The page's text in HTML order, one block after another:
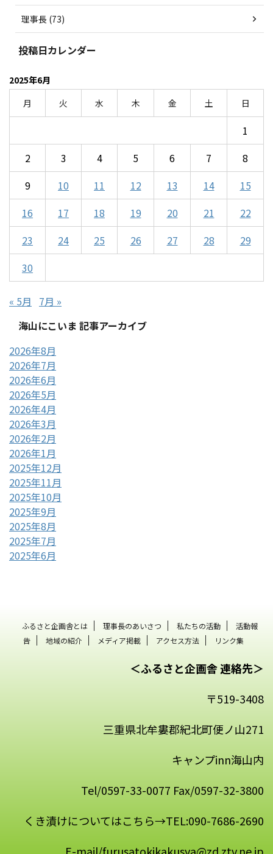
理事長 (73)
投稿日カレンダー
2025年6月
月
火 水 木 金 土 日
1
2
3 4 5 6 7
8
9
10 11 12 13 14
15
16
17 18 19 20 21
22
23
24 25 26 27 28
29
30
« 5月
7月 »
海山にこいま 記事アーカイブ
2026年8月
2026年7月
2026年6月
2026年5月
2026年4月
2026年3月
2026年2月
2026年1月
2025年12月
2025年11月
2025年10月
2025年9月
2025年8月
2025年7月
2025年6月
ふるさと企画舎とは 理事長のあいさつ 私たちの活動
活動報
告
地域の紹介 メディア掲載 アクセス方法 リンク集
＜ふるさと企画舎 連絡先＞
〒519-3408
三重県北牟婁郡紀北町便ノ山271
キャンプinn海山内
Tel/0597-33-0077 Fax/0597-32-3800
くき漬けについてはこちら→TEL:090-7686-2690